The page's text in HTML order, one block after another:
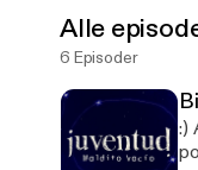
Alle
6 Episoder
:)